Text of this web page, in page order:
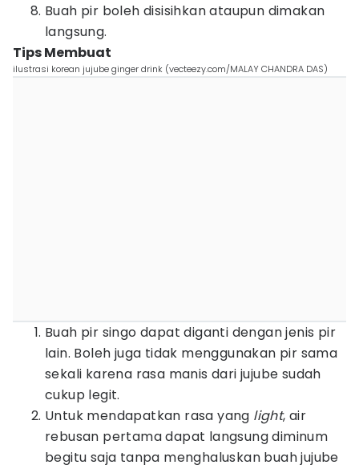
Buah pir boleh disisihkan ataupun dimakan
langsung.
Tips Membuat
ilustrasi korean jujube ginger drink (vecteezy.com/MALAY CHANDRA DAS)
Buah pir singo dapat diganti dengan jenis pir
lain. Boleh juga tidak menggunakan pir sama
sekali karena rasa manis dari jujube sudah
cukup legit.
Untuk mendapatkan rasa yang light, air
rebusan pertama dapat langsung diminum
begitu saja tanpa menghaluskan buah jujube